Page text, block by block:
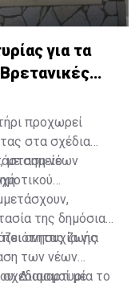
για τα
προχωρεί
στα σχέδια
νέων
με σημείο
της δημόσιας
ποιότητας ζωής
ανησυχία για
των νέων
με
Διαμαρτυρία το